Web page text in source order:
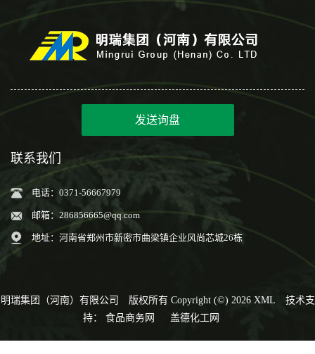
发送询盘
联系我们
电话：0371-56667979
邮箱： 286856665@qq.com
地址：河南省郑州市新密市曲梁镇企业风尚芯城26栋
明瑞集团（河南）有限公司 版权所有 Copyright (©) 2026 XML
技术支
持： 食品商务网 盖德化工网